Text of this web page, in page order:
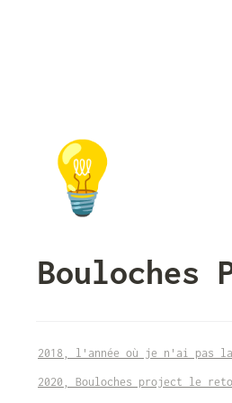
💡
Bouloches
2018, l'année où je n'ai pas
2020, Bouloches project le